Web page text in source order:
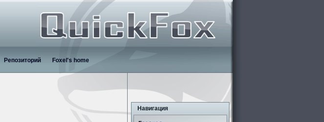
Репозиторий Foxel's home
Навигация